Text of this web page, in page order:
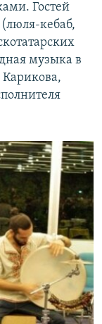
Гостей
кебаб,
музыка в